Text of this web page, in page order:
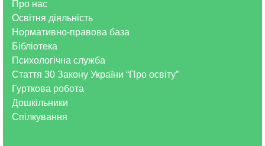
Про нас
Освітня діяльність
Нормативно-правова база
Бібліотека
Психологічна служба
Стаття 30 Закону України “Про освіту”
Гурткова робота
Дошкільники
Спілкування